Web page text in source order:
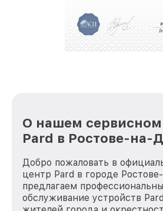
положительные отзывы и
репутацию. Мы постоянно
О нашем
Pard в Ростове-на-
Добро пожаловать в
центр Pard в городе
предлагаем
обслуживание устройств